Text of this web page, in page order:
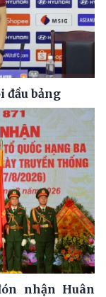
đầu bảng
nhận Huân